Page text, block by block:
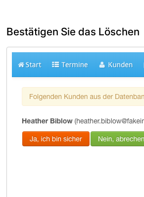
Bestätigen Sie das Löschen